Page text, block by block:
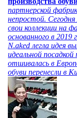
партнерской
непростой.
свои коллекции на
основанного в 2019
N.aked легла идея
идеальной
отшивалась в
обуви перенесли в